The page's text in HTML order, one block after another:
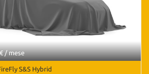
/ mese
S&S Hybrid